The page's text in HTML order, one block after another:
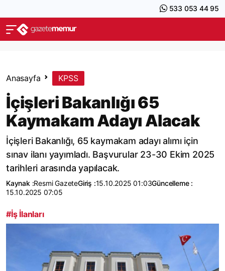
533 053 44 95
Anasayfa KPSS
İçişleri Bakanlığı 65
Kaymakam Adayı Alacak
İçişleri Bakanlığı, 65 kaymakam adayı alımı için
sınav ilanı yayımladı. Başvurular 23-30 Ekim 2025
tarihleri arasında yapılacak.
Kaynak :Resmi GazeteGiriş :15.10.2025 01:03Güncelleme :
15.10.2025 07:05
#İş İlanları